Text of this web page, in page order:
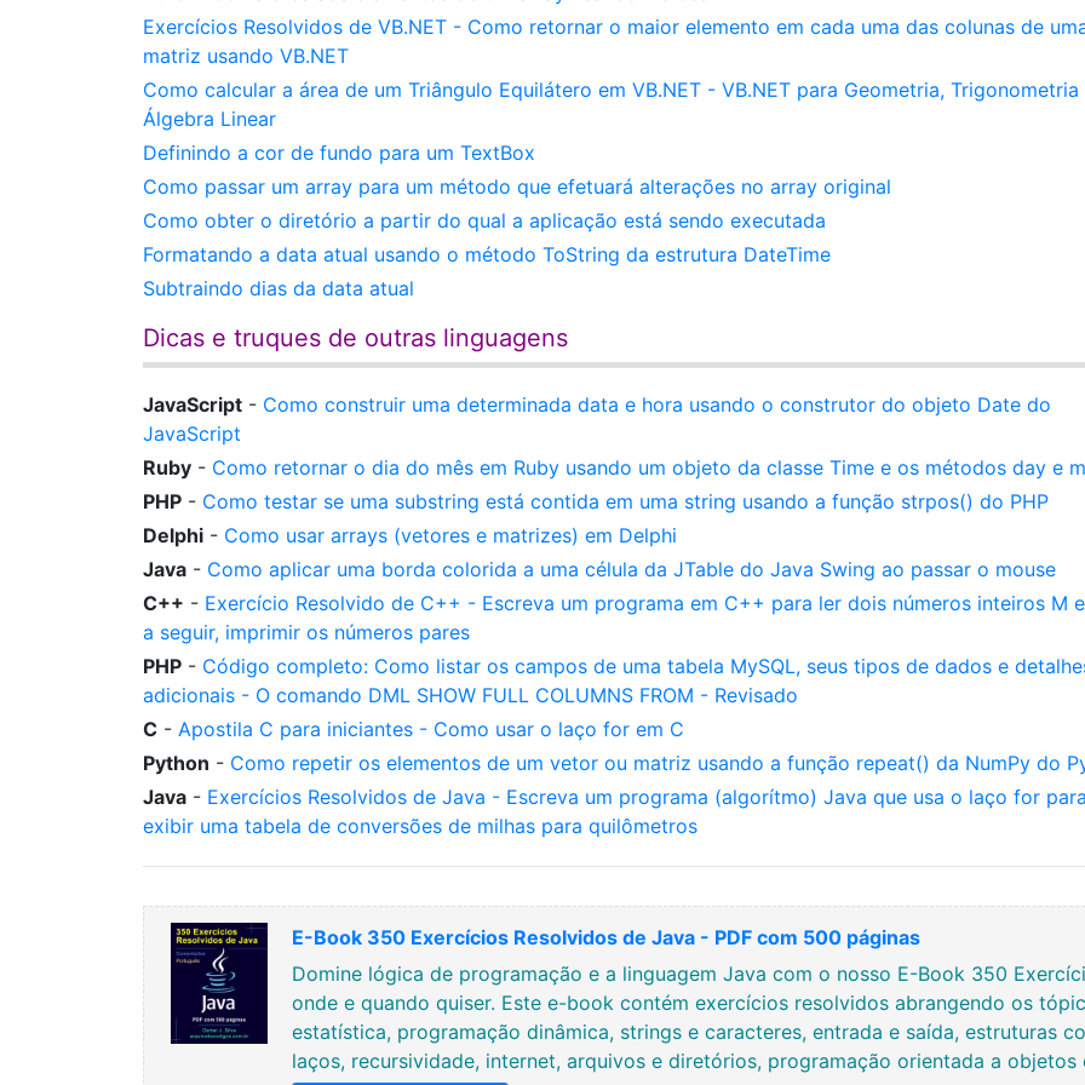
Exercícios Resolvidos de VB.NET - Como retornar o maior elemento em cada uma das colunas de
matriz usando VB.NET
Como calcular a área de um Triângulo Equilátero em VB.NET - VB.NET para Geometria, Trigonometria
Álgebra Linear
Definindo a cor de fundo para um TextBox
Como passar um array para um método que efetuará alterações no array original
Como obter o diretório a partir do qual a aplicação está sendo executada
Formatando a data atual usando o método ToString da estrutura DateTime
Subtraindo dias da data atual
Dicas e truques de outras linguagens
JavaScript - Como construir uma determinada data e hora usando o construtor do objeto Date do
JavaScript
Ruby - Como retornar o dia do mês em Ruby usando um objeto da classe Time e os métodos day e
PHP - Como testar se uma substring está contida em uma string usando a função strpos() do PHP
Delphi - Como usar arrays (vetores e matrizes) em Delphi
Java - Como aplicar uma borda colorida a uma célula da JTable do Java Swing ao passar o mouse
C++ - Exercício Resolvido de C++ - Escreva um programa em C++ para ler dois números inteiros M
a seguir, imprimir os números pares
PHP - Código completo: Como listar os campos de uma tabela MySQL, seus tipos de dados e
adicionais - O comando DML SHOW FULL COLUMNS FROM - Revisado
C - Apostila C para iniciantes - Como usar o laço for em C
Python - Como repetir os elementos de um vetor ou matriz usando a função repeat() da NumPy do
Java - Exercícios Resolvidos de Java - Escreva um programa (algorítmo) Java que usa o laço for para
exibir uma tabela de conversões de milhas para quilômetros
E-Book 350 Exercícios Resolvidos de Java - PDF com 500 páginas
Domine lógica de programação e a linguagem Java com o nosso E-Book 350
onde e quando quiser. Este e-book contém exercícios resolvidos abrangendo os
estatística, programação dinâmica, strings e caracteres, entrada e saída, estruturas
laços, recursividade, internet, arquivos e diretórios, programação orientada a objetos